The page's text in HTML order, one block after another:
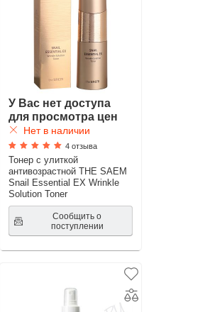
У Вас нет доступа
для просмотра цен
Нет в наличии
4 отзыва
Тонер с улиткой
антивозрастной THE SAEM
Snail Essential EX Wrinkle
Solution Toner
Сообщить о
поступлении